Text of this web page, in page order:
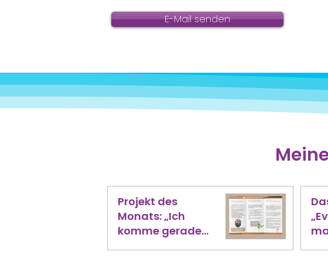
E-Mail senden
Projekt des
Monats: „Ich
komme gerade